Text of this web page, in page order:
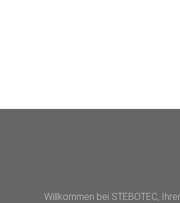
Willkommen bei STEBOTEC,